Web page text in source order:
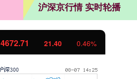
沪深京行情 实时轮播
4672.71 21.40 0.46%